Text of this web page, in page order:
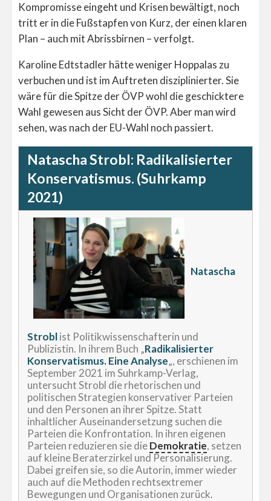
Kompromisse eingeht und Krisen bewältigt, noch
tritt er in die Fußstapfen von Kurz, der einen klaren
Plan – auch mit Abrissbirnen – verfolgt.
Karoline Edtstadler hätte weniger Hoppalas zu
verbuchen und ist im Auftreten disziplinierter. Sie
wäre für die Spitze der ÖVP wohl die geschicktere
Wahl gewesen aus Sicht der ÖVP. Aber man wird
sehen, was nach der EU-Wahl noch passiert.
Natascha Strobl: Radikalisierter
Konservatismus. (Suhrkamp
2021)
Natascha
Stroblist Politikwissenschafterin und
Publizistin. In ihrem Buch „Radikalisierter
Konservatismus. Eine Analyse„, erschienen im
September 2021 im Suhrkamp-Verlag,
untersucht Strobl die rhetorischen und
politischen Strategien konservativer Parteien
und den Personen an ihrer Spitze. Statt
inhaltlicher Auseinandersetzung suchen die
Parteien die Konfrontation. In ihren eigenen
Parteien reduzieren sie dieDemokratie, setzen
auf kleine Beraterzirkel und Personalisierung.
Dabei greifen sie, so die Autorin, immer wieder
auch auf die Methoden rechtsextremer
Bewegungen und Organisationen zurück.